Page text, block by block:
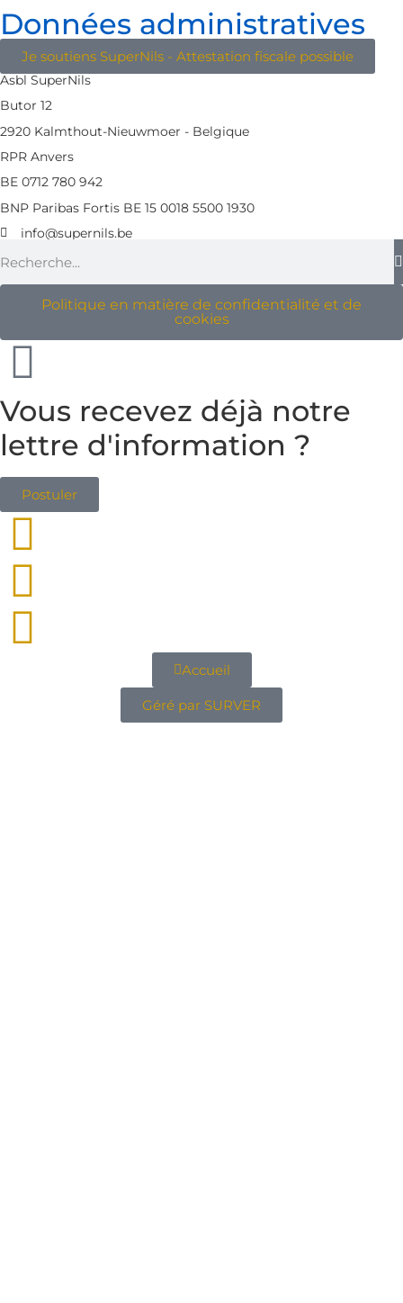
Données administratives
Je soutiens SuperNils - Attestation fiscale possible
Asbl SuperNils
Butor 12
2920 Kalmthout-Nieuwmoer - Belgique
RPR Anvers
BE 0712 780 942
BNP Paribas Fortis BE 15 0018 5500 1930
info@supernils.be
Politique en matière de confidentialité et de
cookies
Vous recevez déjà notre
lettre d'information ?
Postuler
Accueil
Géré par SURVER